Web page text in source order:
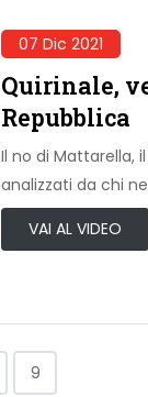
07 Dic 2021
Quirinale,
Repubblica
Il no di Mattarella,
analizzati da chi
VAI AL VIDEO
9